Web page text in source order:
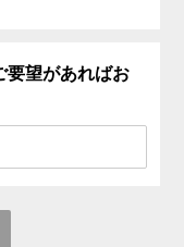
要望があればお